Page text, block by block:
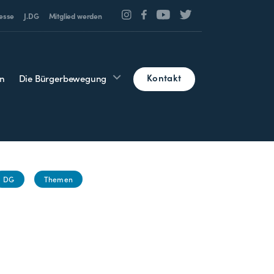
J.DG Mitglied werden
Die Bürgerbewegung Kontakt
DG Themen